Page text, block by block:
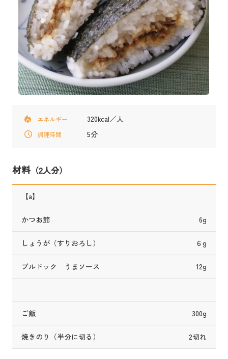
エネルギー 320kcal／人
調理時間 5分
材料（2人分）
【a】
かつお節 6g
しょうが（すりおろし） ６g
ブルドック うまソース 12g
ご飯 300g
焼きのり（半分に切る） 2切れ